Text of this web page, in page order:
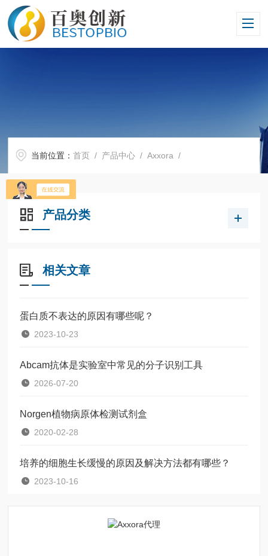
当前位置：首页 / 产品中心 /Axxora /
产品分类
相关文章
蛋白质不表达的原因有哪些呢？
2023-10-23
Abcam抗体是实验室中常见的分子识别工具
2026-07-20
Norgen植物病原体检测试剂盒
2020-02-28
培养的细胞生长缓慢的原因及解决方法都有哪些？
2023-10-16